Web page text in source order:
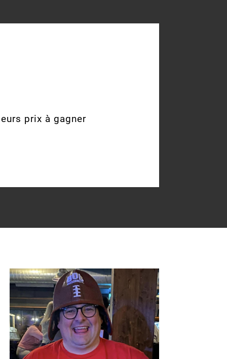
prix à gagner